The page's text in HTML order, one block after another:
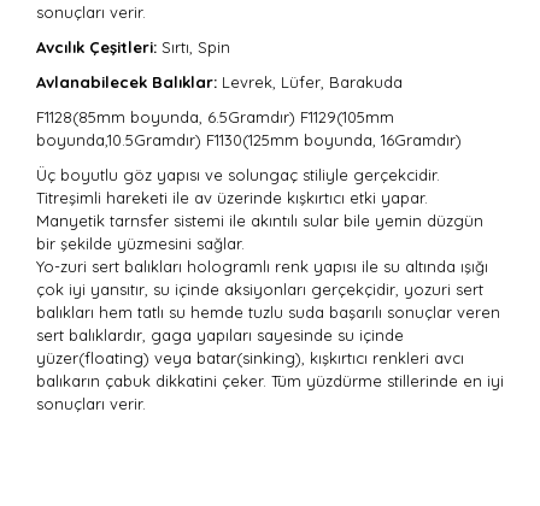
sonuçları verir.
Avcılık Çeşitleri: Sırtı, Spin
Avlanabilecek Balıklar: Levrek, Lüfer, Barakuda
F1128(85mm boyunda, 6.5Gramdır) F1129(105mm
boyunda,10.5Gramdır) F1130(125mm boyunda, 16Gramdır)
Üç boyutlu göz yapısı ve solungaç stiliyle gerçekcidir.
Titreşimli hareketi ile av üzerinde kışkırtıcı etki yapar.
Manyetik tarnsfer sistemi ile akıntılı sular bile yemin düzgün
bir şekilde yüzmesini sağlar.
Yo-zuri sert balıkları hologramlı renk yapısı ile su altında ışığı
çok iyi yansıtır, su içinde aksiyonları gerçekçidir, yozuri sert
balıkları hem tatlı su hemde tuzlu suda başarılı sonuçlar veren
sert balıklardır, gaga yapıları sayesinde su içinde
yüzer(floating) veya batar(sinking), kışkırtıcı renkleri avcı
balıkarın çabuk dikkatini çeker. Tüm yüzdürme stillerinde en iyi
sonuçları verir.